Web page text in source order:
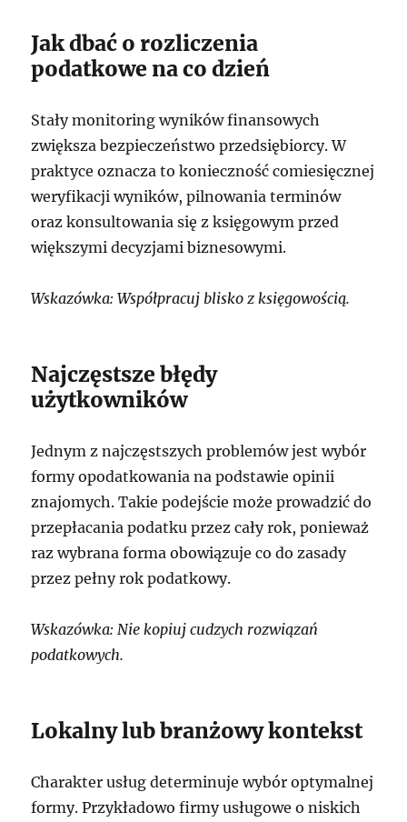
Jak dbać o rozliczenia
podatkowe na co dzień
Stały monitoring wyników finansowych
zwiększa bezpieczeństwo przedsiębiorcy. W
praktyce oznacza to konieczność comiesięcznej
weryfikacji wyników, pilnowania terminów
oraz konsultowania się z księgowym przed
większymi decyzjami biznesowymi.
Wskazówka: Współpracuj blisko z księgowością.
Najczęstsze błędy
użytkowników
Jednym z najczęstszych problemów jest wybór
formy opodatkowania na podstawie opinii
znajomych. Takie podejście może prowadzić do
przepłacania podatku przez cały rok, ponieważ
raz wybrana forma obowiązuje co do zasady
przez pełny rok podatkowy.
Wskazówka: Nie kopiuj cudzych rozwiązań
podatkowych.
Lokalny lub branżowy kontekst
Charakter usług determinuje wybór optymalnej
formy. Przykładowo firmy usługowe o niskich